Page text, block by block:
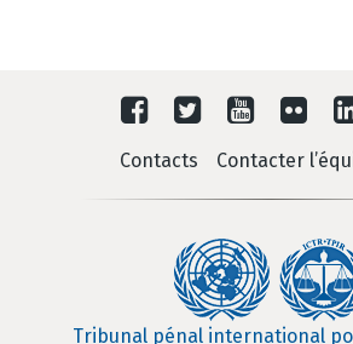
Contacts Contacter
Tribunal pénal international